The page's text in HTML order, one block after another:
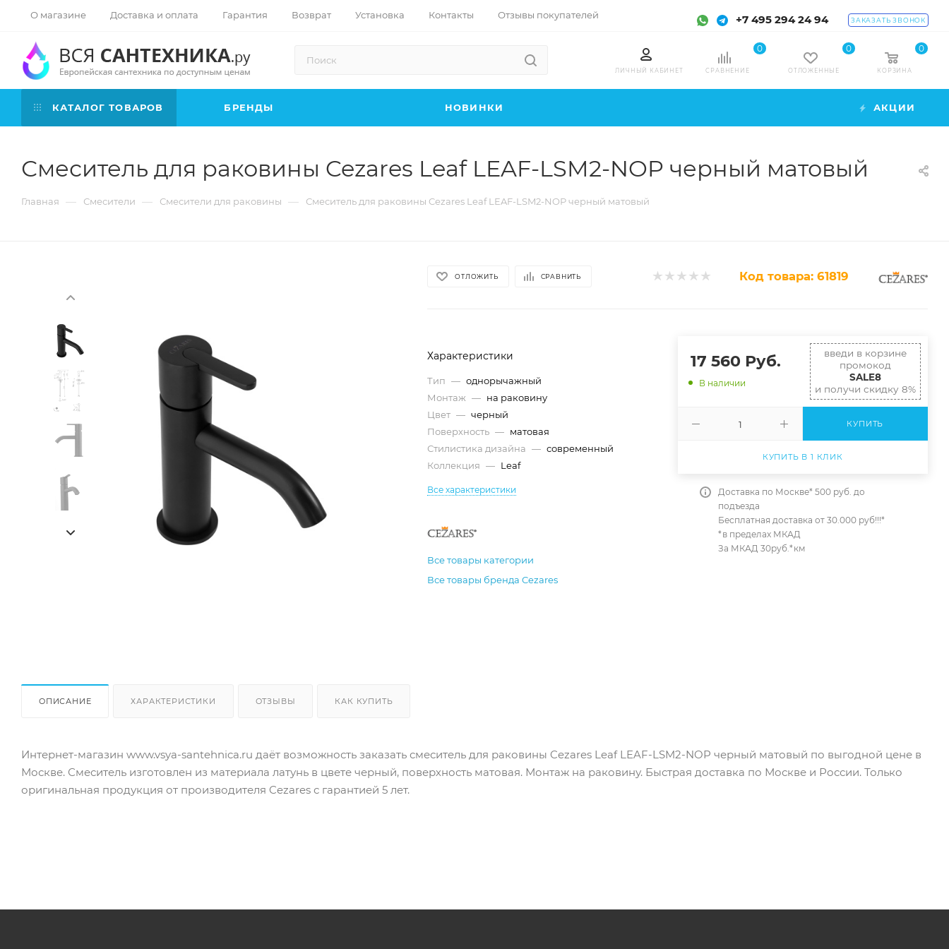
О магазине Доставка и оплата Гарантия Возврат Установка Контакты Отзывы покупателей +7 495 294 24 94 ЗАКАЗАТЬ ЗВОНОК
ЛИЧНЫЙ КАБИНЕТ СРАВНЕНИЕ
0
ОТЛОЖЕННЫЕ
0
КОРЗИНА
0
КАТАЛОГ ТОВАРОВ БРЕНДЫ НОВИНКИ АКЦИИ
Смеситель для раковины Cezares Leaf LEAF-LSM2-NOP черный матовый
Главная — Смесители — Смесители для раковины — Смеситель для раковины Cezares Leaf LEAF-LSM2-NOP черный матовый
ОТЛОЖИТЬ СРАВНИТЬ Код товара: 61819
Характеристики
Тип — однорычажный
Монтаж — на раковину
Цвет — черный
Поверхность — матовая
Стилистика дизайна — современный
Коллекция — Leaf
Все характеристики
Все товары категории
Все товары бренда Cezares
17 560 Руб.
В наличии
введи в корзине
промокод
SALE8
и получи скидку 8%
КУПИТЬ
КУПИТЬ В 1 КЛИК
Доставка по Москве* 500 руб. до
подъезда
Бесплатная доставка от 30.000 руб!!!*
*в пределах МКАД
За МКАД 30руб.*км
ОПИСАНИЕ ХАРАКТЕРИСТИКИ ОТЗЫВЫ КАК КУПИТЬ
Интернет-магазин www.vsya-santehnica.ru даёт возможность заказать смеситель для раковины Cezares Leaf LEAF-LSM2-NOP черный матовый по выгодной цене в
Москве. Смеситель изготовлен из материала латунь в цвете черный, поверхность матовая. Монтаж на раковину. Быстрая доставка по Москве и России. Только
оригинальная продукция от производителя Cezares с гарантией 5 лет.